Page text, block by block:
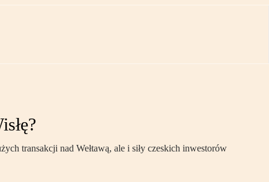
transakcji nad Wełtawą, ale i siły czeskich inwestorów